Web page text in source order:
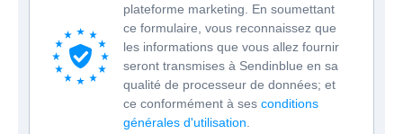
plateforme marketing. En soumettant
ce formulaire, vous reconnaissez que
les informations que vous allez fournir
seront transmises à Sendinblue en sa
qualité de processeur de données; et
ce conformément à ses conditions
générales d'utilisation